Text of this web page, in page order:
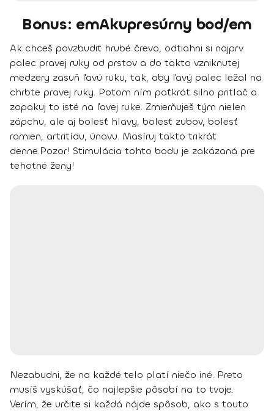
Bonus: emAkupresúrny bod/em
Ak chceš povzbudiť hrubé črevo, odtiahni si najprv
palec pravej ruky od prstov a do takto vzniknutej
medzery zasuň ľavú ruku, tak, aby ľavý palec ležal na
chrbte pravej ruky. Potom ním päťkrát silno pritlač a
zopakuj to isté na ľavej ruke. Zmierňuješ tým nielen
zápchu, ale aj bolesť hlavy, bolesť zubov, bolesť
ramien, artritídu, únavu. Masíruj takto trikrát
denne.Pozor! Stimulácia tohto bodu je zakázaná pre
tehotné ženy!
Nezabudni, že na každé telo platí niečo iné. Preto
musíš vyskúšať, čo najlepšie pôsobí na to tvoje.
Verím, že určite si každá nájde spôsob, ako s touto